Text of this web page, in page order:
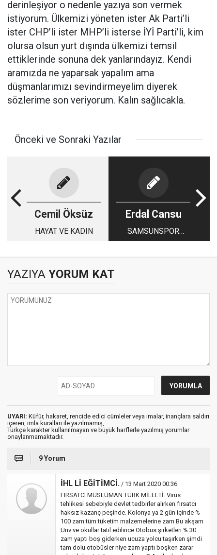
derinleşiyor o nedenle yazıya son vermek
istiyorum. Ülkemizi yöneten ister Ak Parti’li
ister CHP’li ister MHP’li isterse İYİ Parti’li, kim
olursa olsun yurt dışında ülkemizi temsil
ettiklerinde sonuna dek yanlarındayız. Kendi
aramızda ne yaparsak yapalım ama
düşmanlarımızı sevindirmeyelim diyerek
sözlerime son veriyorum. Kalın sağlıcakla.
Önceki ve Sonraki Yazılar
Cemil Öksüz
HAYAT VE KADIN
Erdal Cansu
SAMSUNSPOR
REKORA KOŞUYOR
YAZIYA YORUM KAT
UYARI: Küfür, hakaret, rencide edici cümleler veya imalar, inançlara saldırı
içeren, imla kuralları ile yazılmamış,
Türkçe karakter kullanılmayan ve büyük harflerle yazılmış yorumlar
onaylanmamaktadır.
9 Yorum
İHL Lİ EĞİTİMCİ. / 13 Mart 2020 00:36
FIRSATCI MÜSLÜMAN TÜRK MİLLETİ. Virüs
tehlikesi sebebiyle devlet tedbirler alırken fırsatcı
haksız kazanç peşinde. Kolonya ya 2 gün içinde %
100 zam tüm tüketim malzemelerine zam Bu akşam
Ünv ve okullar tatil edilince Otobüs şirketleri % 30
zam yaptı boş giderken ucuza yolcu taşırken şimdi
tam dolu otobüsler niye zam yaptı boşken zarar